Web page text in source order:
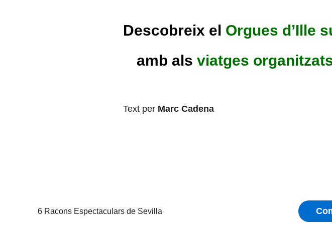
Descobreix el Orgues d’Ille
amb als viatges
Text per Marc Cadena
6 Racons Espectaculars de Sevilla